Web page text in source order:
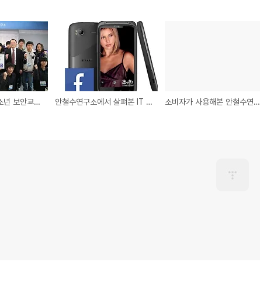
안철수연구소 청소년 보안교실 V스쿨 참가자 모집 안철수연구소에서 살펴본 IT 기업들의 색다른 코드명 작명법 소비자가 사용해본 안철수연구소 V3 365 사용기